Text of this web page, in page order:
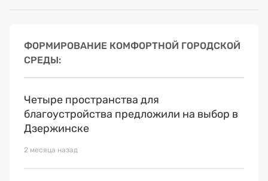
ФОРМИРОВАНИЕ КОМФОРТНОЙ ГОРОДСКОЙ
СРЕДЫ
Четыре пространства для
благоустройства предложили на выбор в
Дзержинске
2 месяца назад